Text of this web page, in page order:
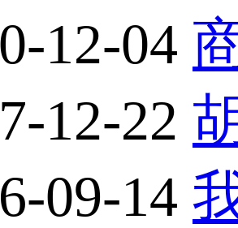
12-04
12-22
09-14